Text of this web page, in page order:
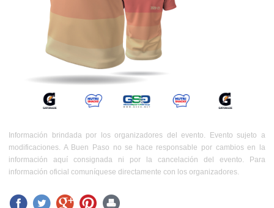
Información brindada por los organizadores del evento. Evento sujeto a
modificaciones. A Buen Paso no se hace responsable por cambios en la
información aquí consignada ni por la cancelación del evento. Para
información oficial comuníquese directamente con los organizadores.